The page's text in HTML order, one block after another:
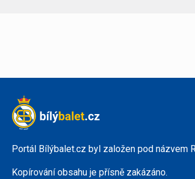
Portál Bílýbalet.cz byl založen pod názvem
Kopírování obsahu je přísně zakázáno.